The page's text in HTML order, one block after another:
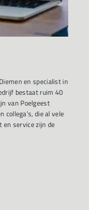
en specialist in
bestaat ruim 40
van Poelgeest
die al vele
service zijn de